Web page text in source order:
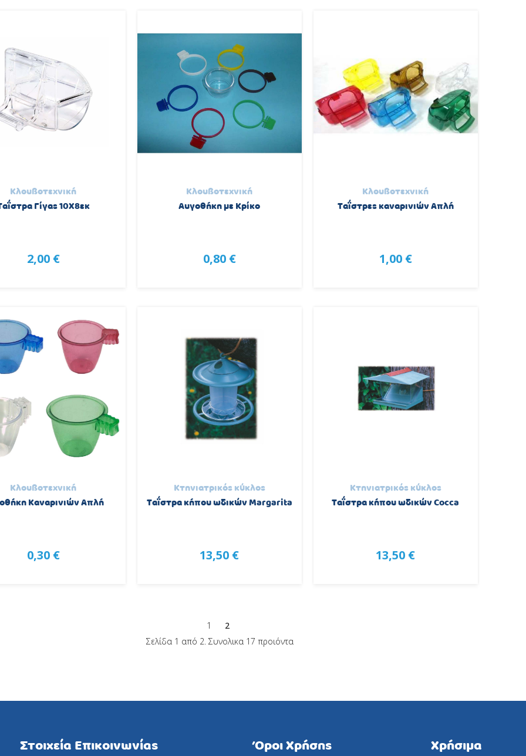
Κλουβοτεχνική
Γίγας 10Χ8εκ
2,00 €
Κλουβοτεχνική
Αυγοθήκη με Κρίκο
0,80 €
Κλουβοτεχνική
Ταΐστρες καναρινιών Απλή
1,00 €
Κλουβοτεχνική
Καναρινιών Απλή
0,30 €
Κτηνιατρικός κύκλος
Ταΐστρα κήπου ωδικών Μargarita
13,50 €
Κτηνιατρικός κύκλος
Ταΐστρα κήπου ωδικών Cocca
13,50 €
1
2
Σελίδα 1 από 2. Συνολικα 17 προιόντα
Στοιχεία Επικοινωνίας Όροι Χρήσης Χρήσιμα